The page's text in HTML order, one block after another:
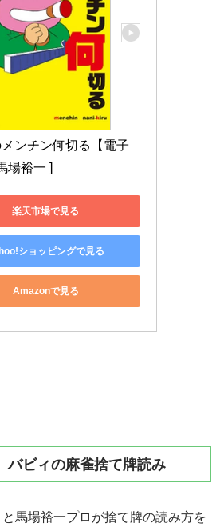
ンチン何切る【電子
場裕一 ]
楽天市場で見る
ショッピングで見る
Amazonで見る
ビィの麻雀捨て牌読み
馬場裕一プロが捨て牌の読み方を